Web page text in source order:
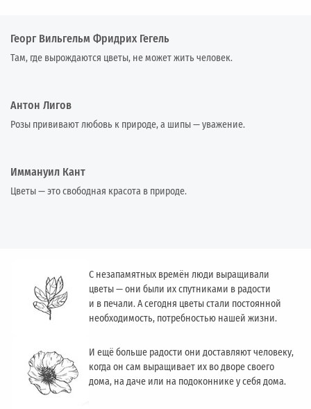
Георг Вильгельм Фридрих Гегель
Там, где вырождаются цветы, не может жить человек.
Антон Лигов
Розы прививают любовь к природе, а шипы — уважение.
Иммануил Кант
Цветы — это свободная красота в природе.
С незапамятных времён люди выращивали
цветы — они были их спутниками в радости
и в печали. А сегодня цветы стали постоянной
необходимость, потребностью нашей жизни.
И ещё больше радости они доставляют человеку,
когда он сам выращивает их во дворе своего
дома, на даче или на подоконнике у себя дома.